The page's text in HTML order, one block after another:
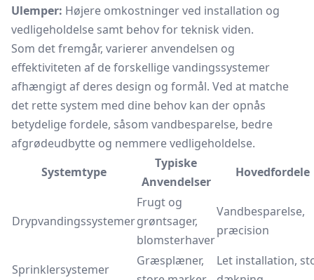
Ulemper: Højere omkostninger ved installation og
vedligeholdelse samt behov for teknisk viden.
Som det fremgår, varierer anvendelsen og
effektiviteten af de forskellige vandingssystemer
afhængigt af deres design og formål. Ved at matche
det rette system med dine behov kan der opnås
betydelige fordele, såsom vandbesparelse, bedre
afgrødeudbytte og nemmere vedligeholdelse.
Systemtype
Typiske
Anvendelser
Hovedfordele
Drypvandingssystemer
Frugt og
grøntsager,
blomsterhaver
Vandbesparelse,
præcision
Sprinklersystemer
Græsplæner,
Let installation,